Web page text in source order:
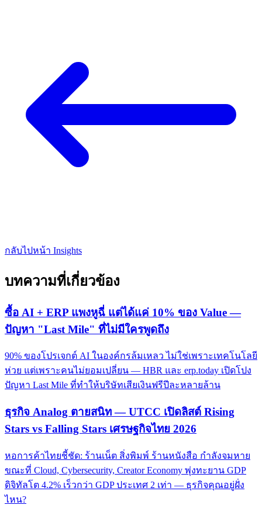
กลับไปหน้า Insights
บทความที่เกี่ยวข้อง
ซื้อ AI + ERP แพงหูฉี่ แต่ได้แค่ 10% ของ Value —
ปัญหา "Last Mile" ที่ไม่มีใครพูดถึง
90% ของโปรเจกต์ AI ในองค์กรล้มเหลว ไม่ใช่เพราะเทคโนโลยี
ห่วย แต่เพราะคนไม่ยอมเปลี่ยน — HBR และ erp.today เปิดโปง
ปัญหา Last Mile ที่ทำให้บริษัทเสียเงินฟรีปีละหลายล้าน
ธุรกิจ Analog ตายสนิท — UTCC เปิดลิสต์ Rising
Stars vs Falling Stars เศรษฐกิจไทย 2026
หอการค้าไทยชี้ชัด: ร้านเน็ต สิ่งพิมพ์ ร้านหนังสือ กำลังจมหาย
ขณะที่ Cloud, Cybersecurity, Creator Economy พุ่งทะยาน GDP
ดิจิทัลโต 4.2% เร็วกว่า GDP ประเทศ 2 เท่า — ธุรกิจคุณอยู่ฝั่ง
ไหน?